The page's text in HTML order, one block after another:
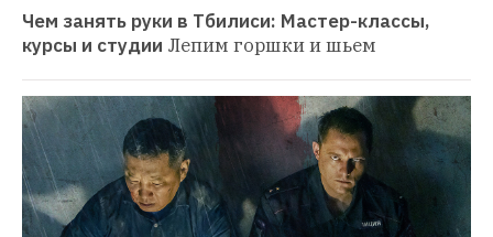
Чем занять руки в Тбилиси: Мастер-классы,
курсы и студии Лепим горшки и шьем